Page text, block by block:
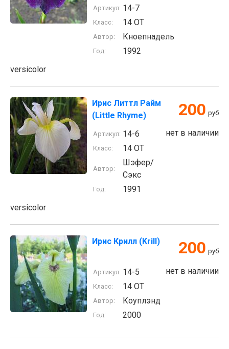
Артикул: 14-7
Класс: 14 ОТ
Автор: Кноепнадель
Год:
1992
versicolor
Ирис Литтл Райм
(Little Rhyme)
200 руб
нет в наличии
Артикул: 14-6
Класс: 14 ОТ
Автор:
Шэфер/
Сэкс
Год:
1991
versicolor
Ирис Крилл (Krill) 200 руб
нет в наличии
Артикул: 14-5
Класс: 14 ОТ
Автор: Коуплэнд
Год: 2000